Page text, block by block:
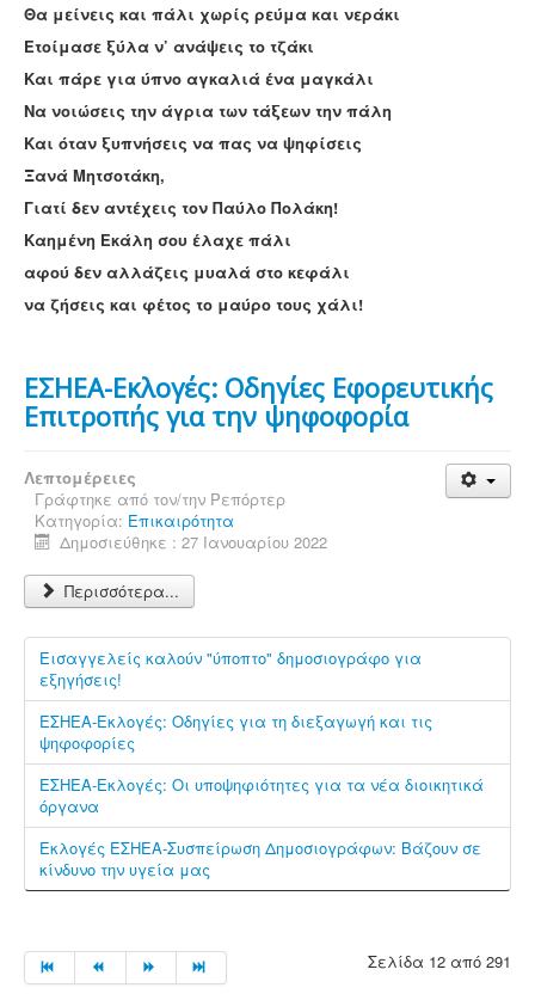
Θα μείνεις και πάλι χωρίς ρεύμα και νεράκι
Ετοίμασε ξύλα ν’ ανάψεις το τζάκι
Και πάρε για ύπνο αγκαλιά ένα μαγκάλι
Να νοιώσεις την άγρια των τάξεων την πάλη
Και όταν ξυπνήσεις να πας να ψηφίσεις
Ξανά Μητσοτάκη,
Γιατί δεν αντέχεις τον Παύλο Πολάκη!
Καημένη Εκάλη σου έλαχε πάλι
αφού δεν αλλάζεις μυαλά στο κεφάλι
να ζήσεις και φέτος το μαύρο τους χάλι!
ΕΣΗΕΑ-Εκλογές: Οδηγίες Εφορευτικής
Επιτροπής για την ψηφοφορία
Λεπτομέρειες
Γράφτηκε από τον/την Ρεπόρτερ
Κατηγορία: Επικαιρότητα
Δημοσιεύθηκε : 27 Ιανουαρίου 2022
Περισσότερα...
Εισαγγελείς καλούν "ύποπτο" δημοσιογράφο για
εξηγήσεις!
ΕΣΗΕΑ-Εκλογές: Οδηγίες για τη διεξαγωγή και τις
ψηφοφορίες
ΕΣΗΕΑ-Εκλογές: Οι υποψηφιότητες για τα νέα διοικητικά
όργανα
Εκλογές ΕΣΗΕΑ-Συσπείρωση Δημοσιογράφων: Βάζουν σε
κίνδυνο την υγεία μας
Σελίδα 12 από 291